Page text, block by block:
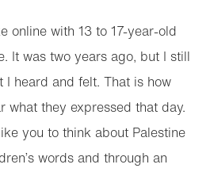
online with 13 to 17-year-old
It was two years ago, but I still
heard and felt. That is how
what they expressed that day.
you to think about Palestine
words and through an